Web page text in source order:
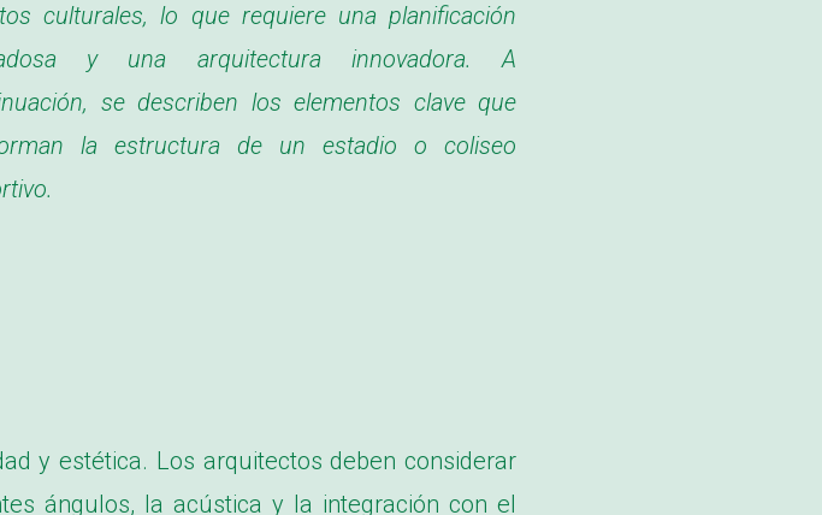
culturales, lo que requiere una planificación
y una arquitectura innovadora. A
se describen los elementos clave que
la estructura de un estadio o coliseo
y estética. Los arquitectos deben considerar
ángulos, la acústica y la integración con el